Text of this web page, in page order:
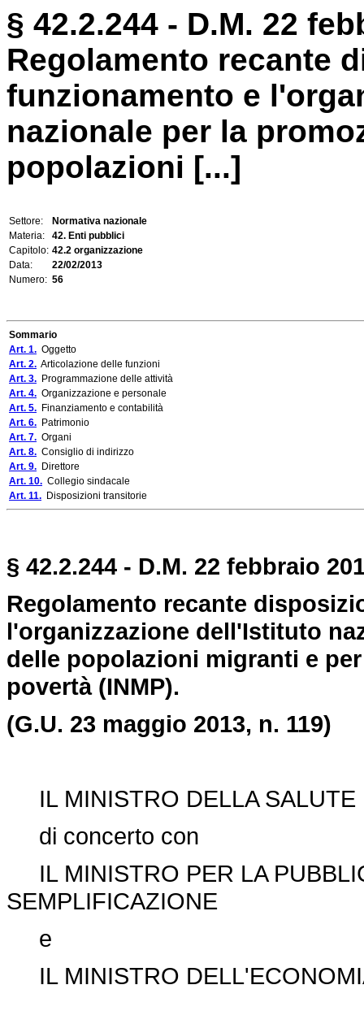
§ 42.2.244 - D.M. 22
Regolamento recante
funzionamento e
nazionale per la
popolazioni [...]
Settore:
Normativa nazionale
Materia:
42. Enti pubblici
Capitolo: 42.2 organizzazione
Data:
22/02/2013
Numero: 56
Sommario
Art. 1. Oggetto
Art. 2. Articolazione delle funzioni
Art. 3. Programmazione delle attività
Art. 4. Organizzazione e personale
Art. 5. Finanziamento e contabilità
Art. 6. Patrimonio
Art. 7. Organi
Art. 8. Consiglio di indirizzo
Art. 9. Direttore
Art. 10. Collegio sindacale
Art. 11. Disposizioni transitorie
§ 42.2.244 - D.M. 22 febbraio
Regolamento recante
l'organizzazione dell'Istituto
delle popolazioni migranti e
povertà (INMP).
(G.U. 23 maggio 2013, n. 119)
IL MINISTRO DELLA SALUTE
di concerto con
IL MINISTRO PER LA
SEMPLIFICAZIONE
e
IL MINISTRO